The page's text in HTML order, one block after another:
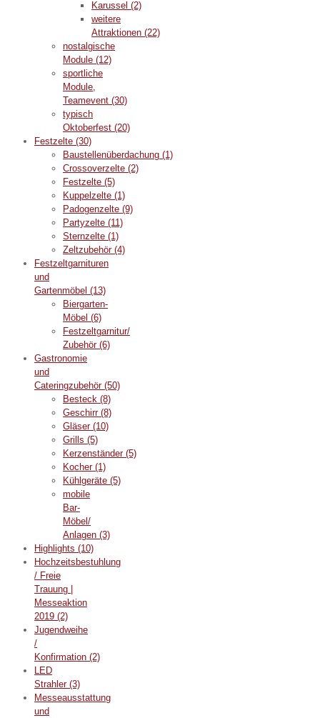
Karussel (2)
weitere
Attraktionen (22)
nostalgische
Module (12)
sportliche
Module,
Teamevent (30)
typisch
Oktoberfest (20)
Festzelte (30)
Baustellenüberdachung (1)
Crossoverzelte (2)
Festzelte (5)
Kuppelzelte (1)
Padogenzelte (9)
Partyzelte (11)
Sternzelte (1)
Zeltzubehör (4)
Festzeltgarnituren
und
Gartenmöbel (13)
Biergarten-
Möbel (6)
Festzeltgarnitur/
Zubehör (6)
Gastronomie
und
Cateringzubehör (50)
Besteck (8)
Geschirr (8)
Gläser (10)
Grills (5)
Kerzenständer (5)
Kocher (1)
Kühlgeräte (5)
mobile
Bar-
Möbel/
Anlagen (3)
Highlights (10)
Hochzeitsbestuhlung
/ Freie
Trauung |
Messeaktion
2019 (2)
Jugendweihe
/
Konfirmation (2)
LED
Strahler (3)
Messeausstattung
und